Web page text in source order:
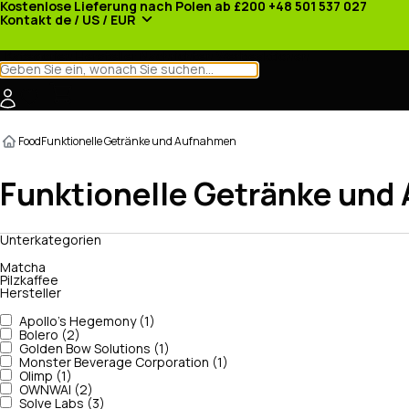
Kostenlose Lieferung nach Polen ab £200 +48 501 537 027
Kontakt de / US / EUR
FoodFunktionelle Getränke und Aufnahmen
Funktionelle Getränke und
Unterkategorien
Matcha
Pilzkaffee
Hersteller
Apollo's Hegemony (1)
Bolero (2)
Golden Bow Solutions (1)
Monster Beverage Corporation (1)
Olimp (1)
OWNWAI (2)
Solve Labs (3)